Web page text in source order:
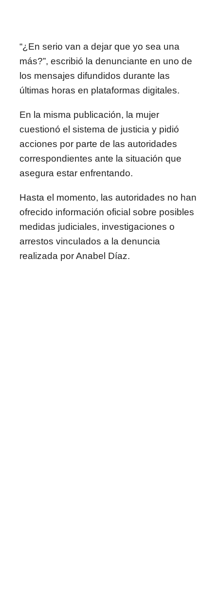
“¿En serio van a dejar que yo sea una
más?”, escribió la denunciante en uno de
los mensajes difundidos durante las
últimas horas en plataformas digitales.
En la misma publicación, la mujer
cuestionó el sistema de justicia y pidió
acciones por parte de las autoridades
correspondientes ante la situación que
asegura estar enfrentando.
Hasta el momento, las autoridades no han
ofrecido información oficial sobre posibles
medidas judiciales, investigaciones o
arrestos vinculados a la denuncia
realizada por Anabel Díaz.